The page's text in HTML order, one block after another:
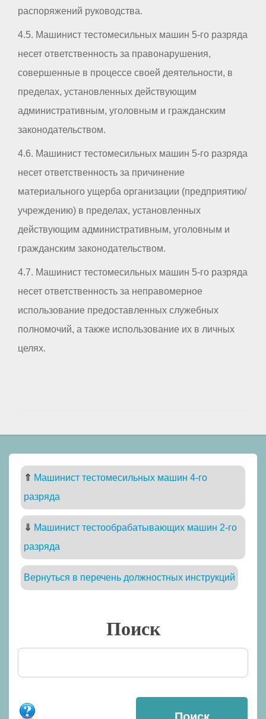
распоряжений руководства.
4.5. Машинист тестомесильных машин 5-го разряда
несет ответственность за правонарушения,
совершенные в процессе своей деятельности, в
пределах, установленных действующим
административным, уголовным и гражданским
законодательством.
4.6. Машинист тестомесильных машин 5-го разряда
несет ответственность за причинение
материального ущерба организации (предприятию/
учреждению) в пределах, установленных
действующим административным, уголовным и
гражданским законодательством.
4.7. Машинист тестомесильных машин 5-го разряда
несет ответственность за неправомерное
использование предоставленных служебных
полномочий, а также использование их в личных
целях.
⇑ Машинист тестомесильных машин 4-го
разряда
⇓ Машинист тестообрабатывающих машин 2-го
разряда
Вернуться в перечень должностных инструкций
Поиск